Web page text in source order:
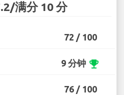
满分 10 分
72 / 100
9 分钟 emoji_events
76 / 100